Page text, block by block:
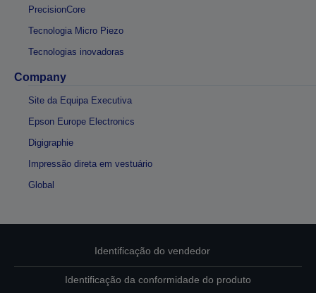
PrecisionCore
Tecnologia Micro Piezo
Tecnologias inovadoras
Company
Site da Equipa Executiva
Epson Europe Electronics
Digigraphie
Impressão direta em vestuário
Global
Identificação do vendedor
Identificação da conformidade do produto